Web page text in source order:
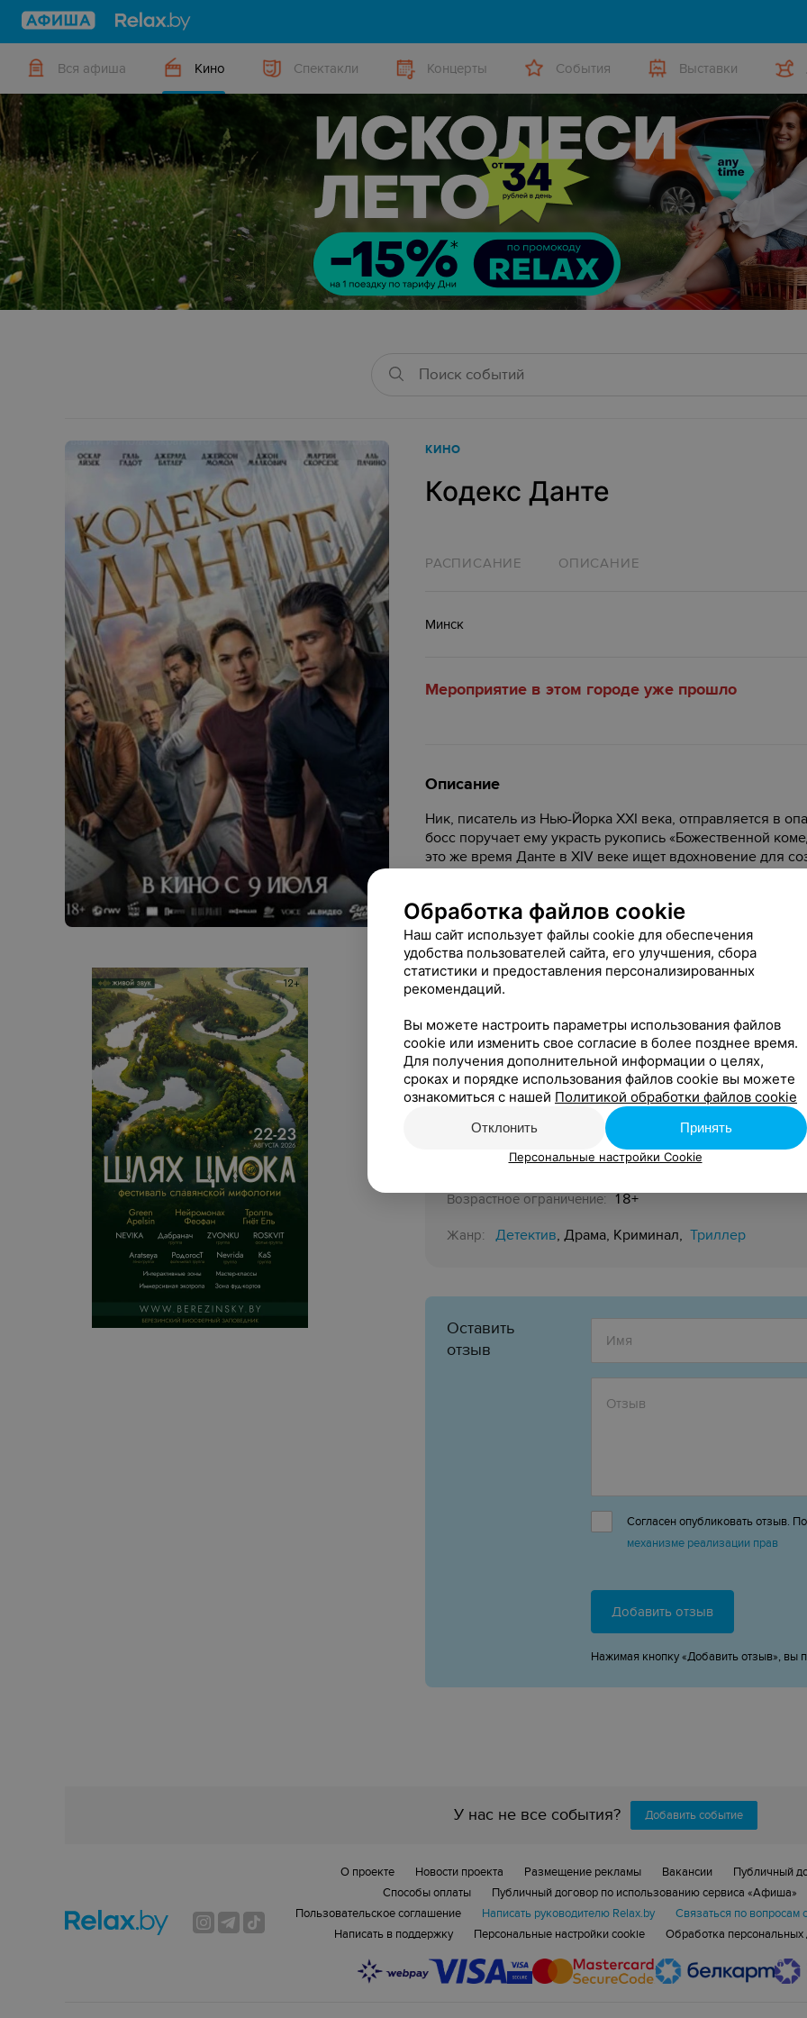
Вся афиша Кино Спектакли Концерты События Выставки
КИНО
Кодекс Данте
РАСПИСАНИЕ ОПИСАНИЕ
Минск
Мероприятие в этом городе уже прошло
Описание
Ник, писатель из Нью-Йорка XXI века, отправляется в
босс поручает ему украсть рукопись «Божественной
это же время Данте в XIV веке ищет вдохновение для
неосознанно связывает через время их одержимость
Оригинальное название: In the Hand of Dante
Страна: Великобритания, Италия, США, Чили
Год: 2025
Режиссеры: Джулиан Шнабель
В ролях: Аль Пачино, Галь Гадот, Джейсон Момоа,
Длительность: 2 ч 30 мин
Дата премьеры: 09 июля 2026
Возрастное ограничение: 18+
Жанр: Детектив, Драма, Криминал, Триллер
Оставить
отзыв
Согласен опубликовать отзыв.
механизме реализации прав
Добавить отзыв
Нажимая кнопку «Добавить отзыв», вы
У нас не все события? Добавить событие
О проекте Новости проекта Размещение рекламы Вакансии
Публичный
Способы оплаты
Публичный договор по использованию сервиса «Афиша»
Пользовательское соглашение
Написать руководителю Relax.by
Связаться по вопросам
Написать в поддержку
Персональные настройки cookie Обработка персональных
Обработка файлов cookie
Наш сайт использует файлы cookie для обеспечения
удобства пользователей сайта, его улучшения, сбора
статистики и предоставления персонализированных
рекомендаций.
Вы можете настроить параметры использования файлов
cookie или изменить свое согласие в более позднее время.
Для получения дополнительной информации о целях,
сроках и порядке использования файлов cookie вы можете
ознакомиться с нашей Политикой обработки файлов cookie
Отклонить Принять
Персональные настройки Cookie